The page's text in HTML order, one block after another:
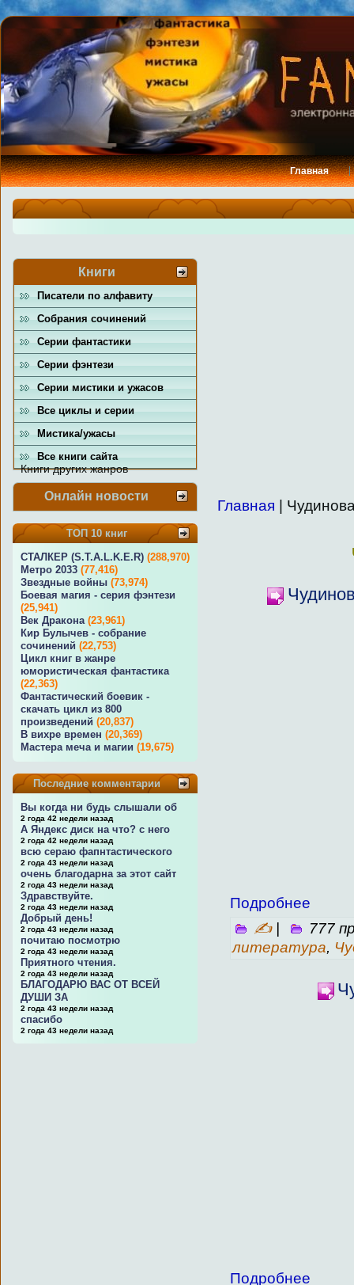
Главная
Книги
Писатели по алфавиту
Собрания сочинений
Серии фантастики
Серии фэнтези
Серии мистики и ужасов
Все циклы и серии
Мистика/ужасы
Все книги сайта
Книги других жанров
Онлайн новости
ТОП 10 книг
СТАЛКЕР (S.T.A.L.K.E.R) (288,970)
Метро 2033 (77,416)
Звездные войны (73,974)
Боевая магия - серия фэнтези
(25,941)
Век Дракона (23,961)
Кир Булычев - собрание
сочинений (22,753)
Цикл книг в жанре
юмористическая фантастика
(22,363)
Фантастический боевик -
скачать цикл из 800
произведений (20,837)
В вихре времен (20,369)
Мастера меча и магии (19,675)
Последние комментарии
Вы когда ни будь слышали об
2 года 42 недели назад
А Яндекс диск на что? с него
2 года 42 недели назад
всю сераю фапнтастического
2 года 43 недели назад
очень благодарна за этот сайт
2 года 43 недели назад
Здравствуйте.
2 года 43 недели назад
Добрый день!
2 года 43 недели назад
почитаю посмотрю
2 года 43 недели назад
Приятного чтения.
2 года 43 недели назад
БЛАГОДАРЮ ВАС ОТ ВСЕЙ
ДУШИ ЗА
2 года 43 недели назад
спасибо
2 года 43 недели назад
Главная |
Подробнее
✍|
777
литература,
Подробнее